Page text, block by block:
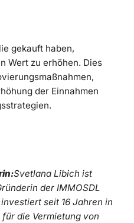
gekauft haben,
Wert zu erhöhen. Dies
der Einnahmen
Svetlana Libich ist
der IMMOSDL
seit 16 Jahren in
die Vermietung von